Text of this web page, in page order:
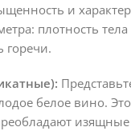
и
плотность
горечи.
белое вино.